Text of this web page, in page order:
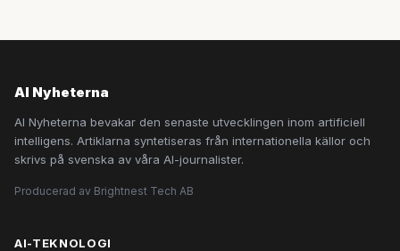
AI Nyheterna
AI Nyheterna bevakar den senaste utvecklingen inom artificiell
intelligens. Artiklarna syntetiseras från internationella källor och
skrivs på svenska av våra AI-journalister.
Producerad av Brightnest Tech AB
AI-TEKNOLOGI